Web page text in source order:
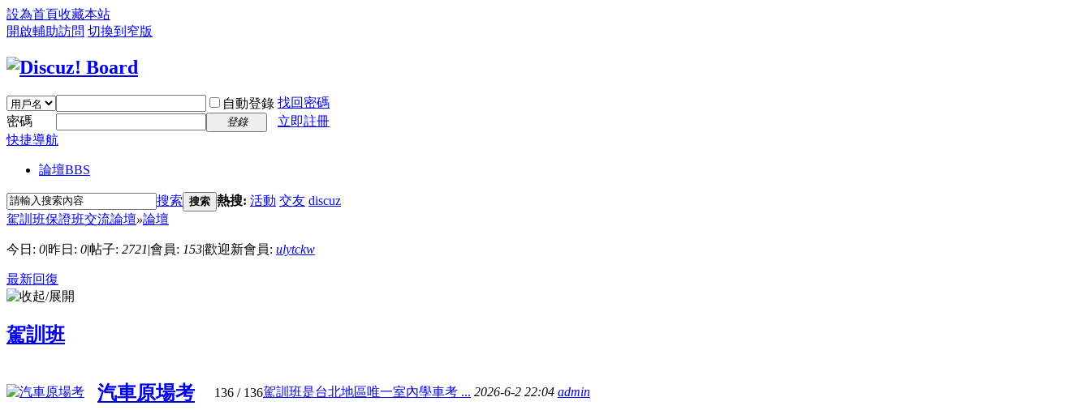
設為首頁收藏本站
開啟輔助訪問 切換到窄版
自動登錄 找回密碼
密碼
登錄
立即註冊
快捷導航
論壇BBS
搜索 搜索 熱搜: 活動 交友 discuz
駕訓班保證班交流論壇»論壇
今日: 0|昨日: 0|帖子: 2721|會員: 153|歡迎新會員: ulytckw
最新回復
駕訓班
汽車原場考 136 / 136駕訓班是台北地區唯一室內學車考 ... 2026-6-2 22:04 admin